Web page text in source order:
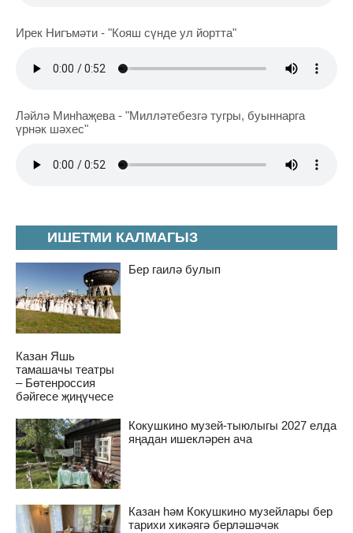
ИШЕТМИ КАЛМАГЫЗ
Бер гаилә булып
Казан Яшь
тамашачы театры
– Бөтенроссия
бәйгесе җиңүчесе
Кокушкино музей-тыюлыгы 2027 елда
яңадан ишекләрен ача
Казан һәм Кокушкино музейлары бер
тарихи хикәягә берләшәчәк
Ирек Нигъмәти - "Кояш сүнде ул йортта"
Ләйлә Минһаҗева - "Милләтебезгә тугры, буыннарга
үрнәк шәхес"